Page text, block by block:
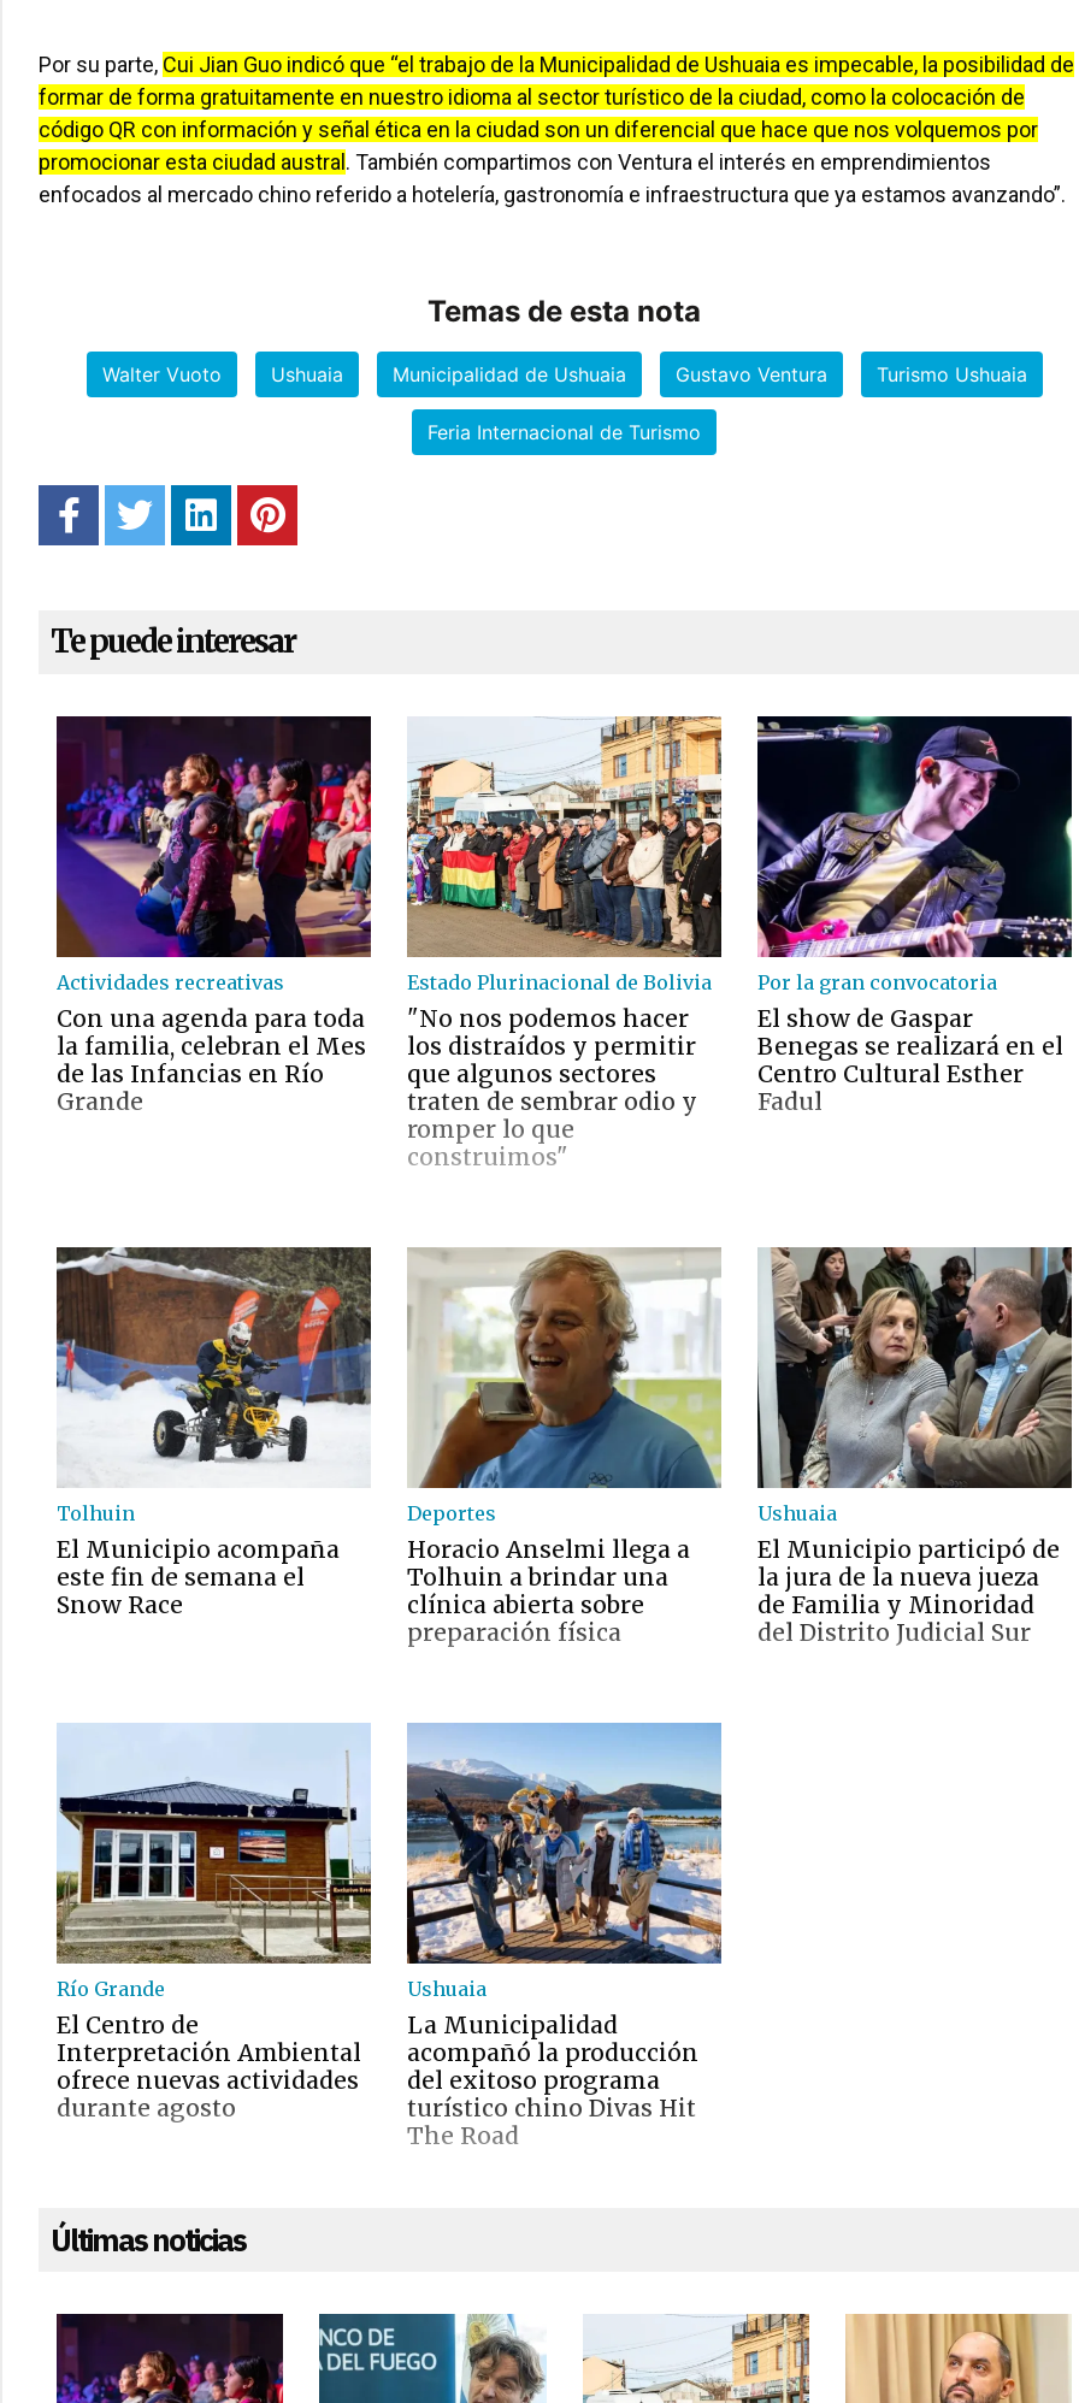
Por su parte, Cui Jian Guo indicó que “el trabajo de la Municipalidad de Ushuaia es impecable, la posibilidad de
formar de forma gratuitamente en nuestro idioma al sector turístico de la ciudad, como la colocación de
código QR con información y señal ética en la ciudad son un diferencial que hace que nos volquemos por
promocionar esta ciudad austral . También compartimos con Ventura el interés en emprendimientos
enfocados al mercado chino referido a hotelería, gastronomía e infraestructura que ya estamos avanzando”.
Temas de esta nota
Walter Vuoto Ushuaia Municipalidad de Ushuaia Gustavo Ventura Turismo Ushuaia
Feria Internacional de Turismo
Te puede interesar
Actividades recreativas
Con una agenda para toda
la familia, celebran el Mes
de las Infancias en Río
Grande
Estado Plurinacional de Bolivia
"No nos podemos hacer
los distraídos y permitir
que algunos sectores
traten de sembrar odio y
romper lo que
construimos"
Por la gran convocatoria
El show de Gaspar
Benegas se realizará en el
Centro Cultural Esther
Fadul
Tolhuin
El Municipio acompaña
este fin de semana el
Snow Race
Deportes
Horacio Anselmi llega a
Tolhuin a brindar una
clínica abierta sobre
preparación física
Ushuaia
El Municipio participó de
la jura de la nueva jueza
de Familia y Minoridad
del Distrito Judicial Sur
Río Grande
El Centro de
Interpretación Ambiental
ofrece nuevas actividades
durante agosto
Ushuaia
La Municipalidad
acompañó la producción
del exitoso programa
turístico chino Divas Hit
The Road
Últimas noticias